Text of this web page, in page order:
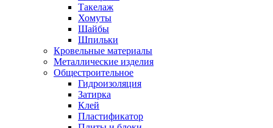
Такелаж
Хомуты
Шайбы
Шпильки
Кровельные материалы
Металлические изделия
Общестроительное
Гидроизоляция
Затирка
Клей
Пластификатор